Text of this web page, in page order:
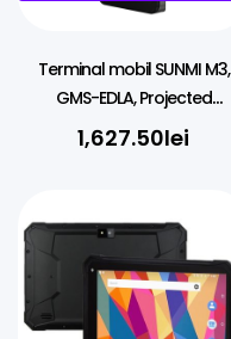
Terminal mobil SUNMI M3,
GMS-EDLA, Projected
Capacitive, GPS, USB-C, BT
(BLE), Wi-Fi, Android
1,627.50lei